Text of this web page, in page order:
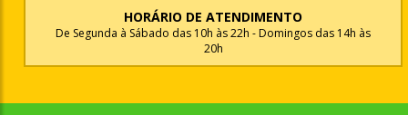
HORÁRIO DE ATENDIMENTO
De Segunda à Sábado das 10h às 22h - Domingos das 14h às
20h